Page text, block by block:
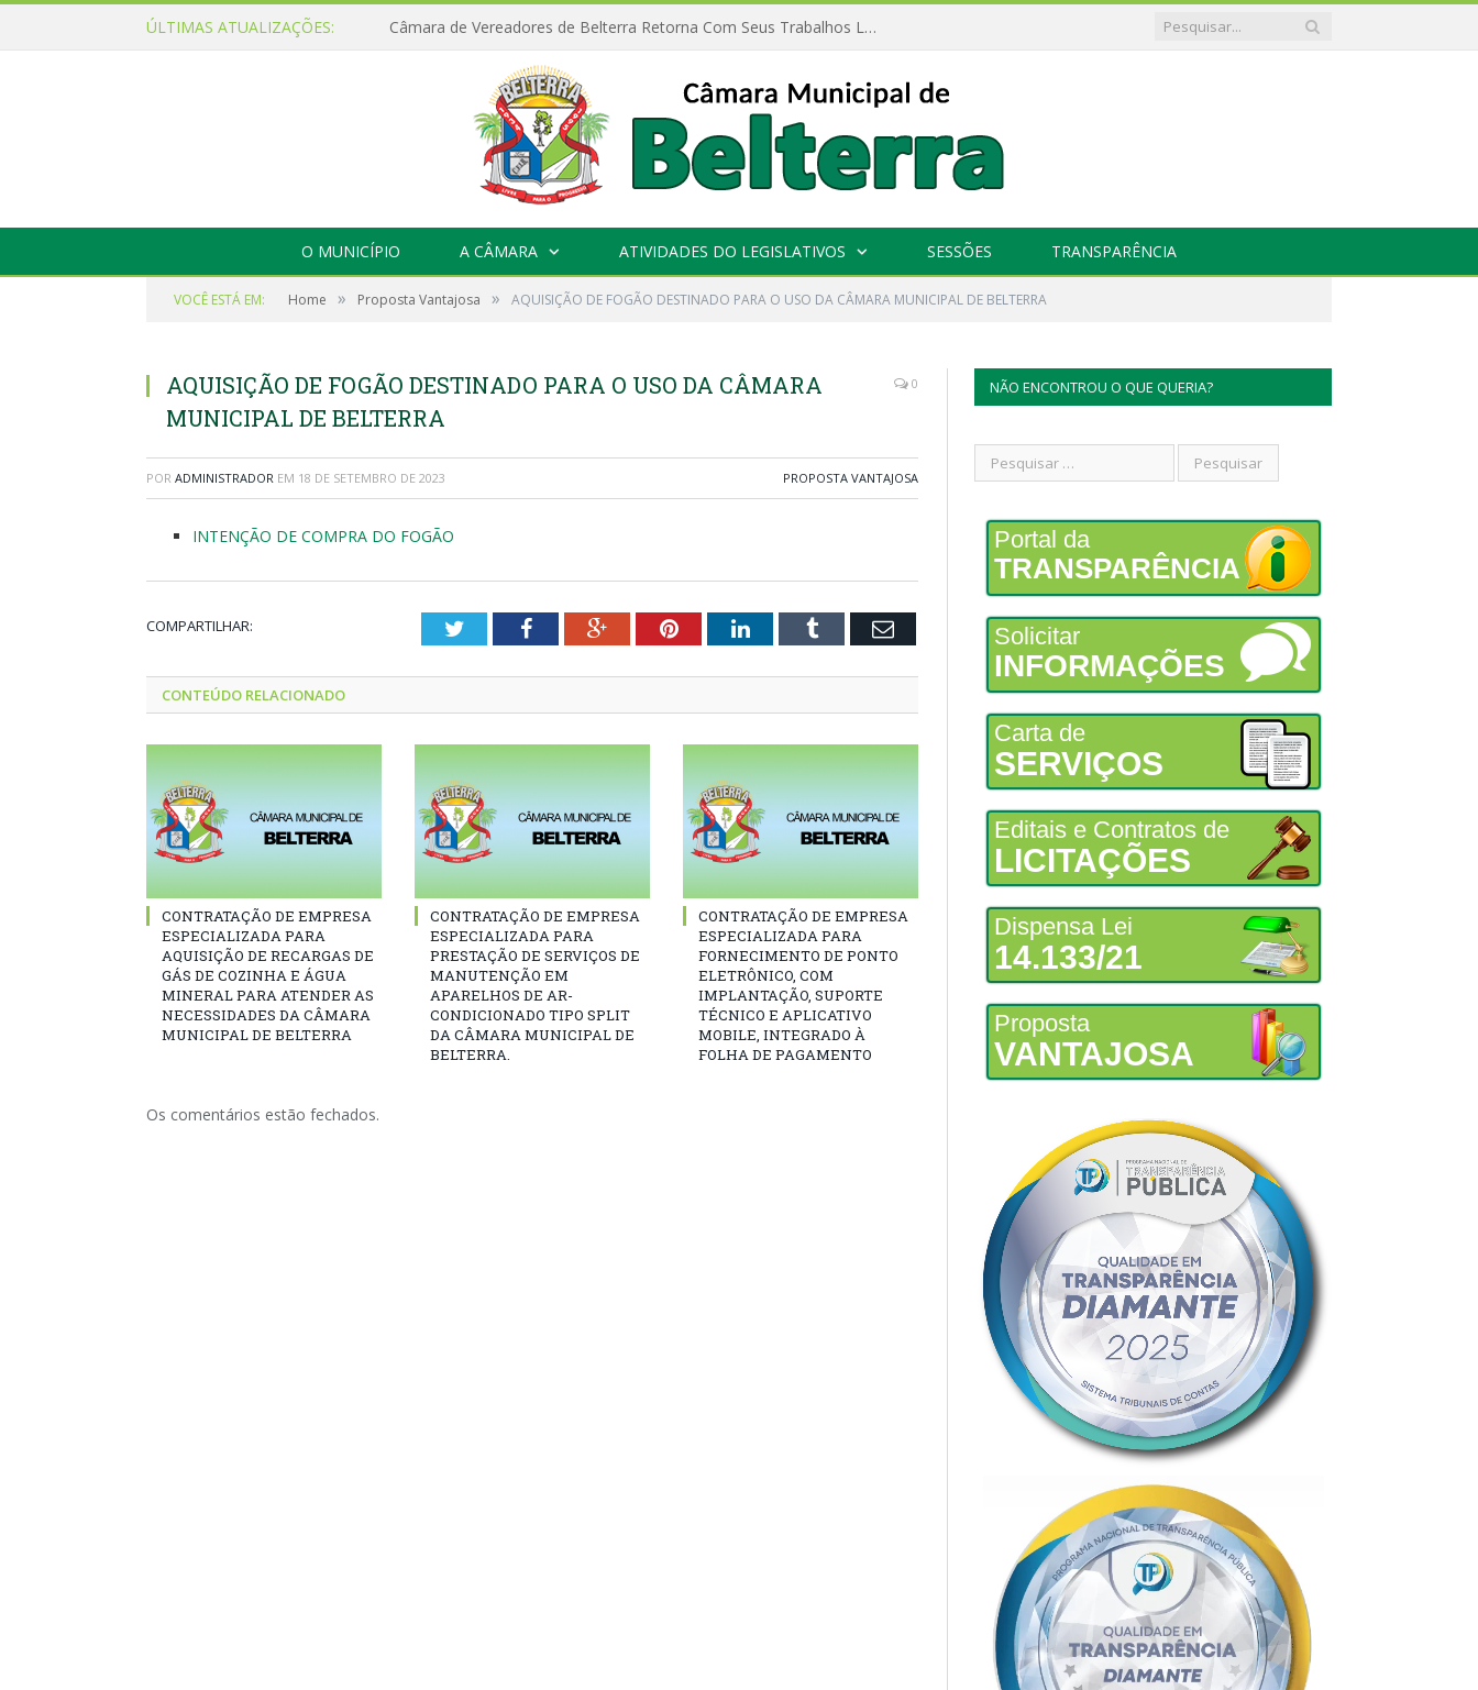
ÚLTIMAS ATUALIZAÇÕES: Câmara de Vereadores de Belterra Retorna Com Seus Trabalhos Legislativos
O MUNICÍPIO A CÂMARA ATIVIDADES DO LEGISLATIVOS SESSÕES TRANSPARÊNCIA
VOCÊ ESTÁ EM: Home » Proposta Vantajosa » AQUISIÇÃO DE FOGÃO DESTINADO PARA O USO DA CÂMARA MUNICIPAL DE BELTERRA
AQUISIÇÃO DE FOGÃO DESTINADO PARA O USO DA CÂMARA
MUNICIPAL DE BELTERRA
0
POR ADMINISTRADOR EM 18 DE SETEMBRO DE 2023 PROPOSTA VANTAJOSA
INTENÇÃO DE COMPRA DO FOGÃO
COMPARTILHAR: TwitterFacebookGoogle+PinterestLinkedInTumblr Email
CONTEÚDO RELACIONADO
CONTRATAÇÃO DE EMPRESA
ESPECIALIZADA PARA
AQUISIÇÃO DE RECARGAS DE
GÁS DE COZINHA E ÁGUA
MINERAL PARA ATENDER AS
NECESSIDADES DA CÂMARA
MUNICIPAL DE BELTERRA
CONTRATAÇÃO DE EMPRESA
ESPECIALIZADA PARA
PRESTAÇÃO DE SERVIÇOS DE
MANUTENÇÃO EM
APARELHOS DE AR-
CONDICIONADO TIPO SPLIT
DA CÂMARA MUNICIPAL DE
BELTERRA.
CONTRATAÇÃO DE EMPRESA
ESPECIALIZADA PARA
FORNECIMENTO DE PONTO
ELETRÔNICO, COM
IMPLANTAÇÃO, SUPORTE
TÉCNICO E APLICATIVO
MOBILE, INTEGRADO À
FOLHA DE PAGAMENTO
Os comentários estão fechados.
NÃO ENCONTROU O QUE QUERIA?
Portal da
TRANSPARÊNCIA
Solicitar
INFORMAÇÕES
Carta de
SERVIÇOS
Editais e Contratos de
LICITAÇÕES
Dispensa Lei
14.133/21
Proposta
VANTAJOSA